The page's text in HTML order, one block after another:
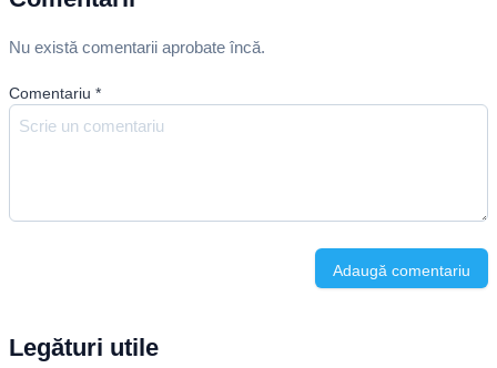
Nu există comentarii aprobate încă.
Comentariu *
Adaugă comentariu
Legături utile